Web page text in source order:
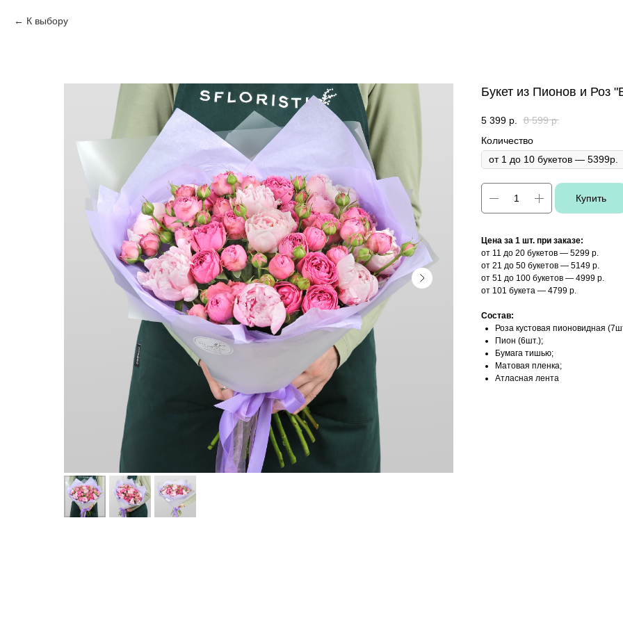
К выбору
Букет из Пионов и Роз
5 399 р. 8 599 р.
Количество
Купить
Цена за 1 шт. при заказе:
от 11 до 20 букетов — 5299 р.
от 21 до 50 букетов — 5149 р.
от 51 до 100 букетов — 4999 р.
от 101 букета — 4799 р.
Состав:
Роза кустовая пионовидная
Пион (6шт.);
Бумага тишью;
Матовая пленка;
Атласная лента